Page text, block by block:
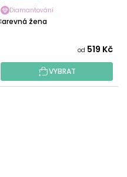
Diamantování
Barevná žena
od 519 Kč
VYBRAT